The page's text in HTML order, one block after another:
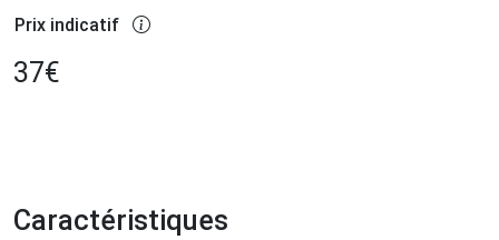
Prix indicatif
37€
Caractéristiques